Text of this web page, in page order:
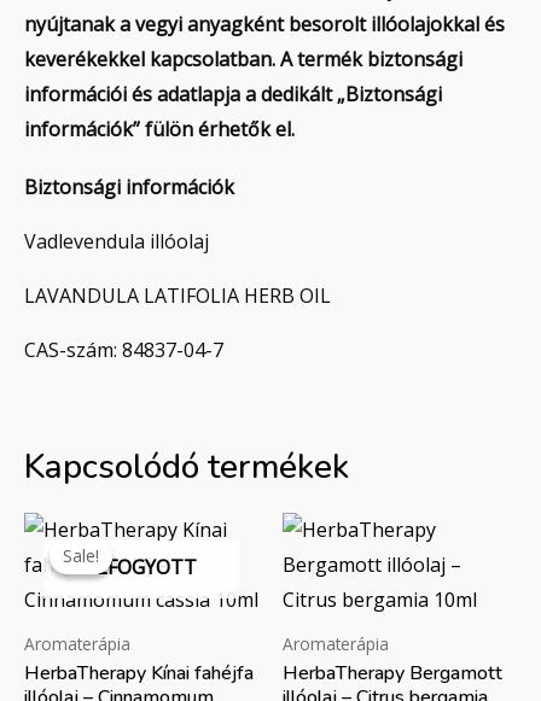
nyújtanak a vegyi anyagként besorolt illóolajokkal és
keverékekkel kapcsolatban. A termék biztonsági
információi és adatlapja a dedikált „Biztonsági
információk” fülön érhetők el.
Biztonsági információk
Vadlevendula illóolaj
LAVANDULA LATIFOLIA HERB OIL
CAS-szám: 84837-04-7
Kapcsolódó termékek
Sale!ELFOGYOTT
Sale!
Aromaterápia
HerbaTherapy Kínai fahéjfa
Original
price
was:
4290 Ft.
Current
price
is:
Aromaterápia
HerbaTherapy Bergamott